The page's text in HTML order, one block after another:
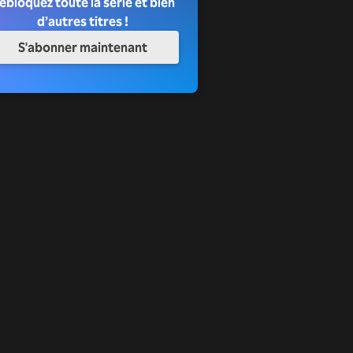
d’autres titres !
S'abonner maintenant